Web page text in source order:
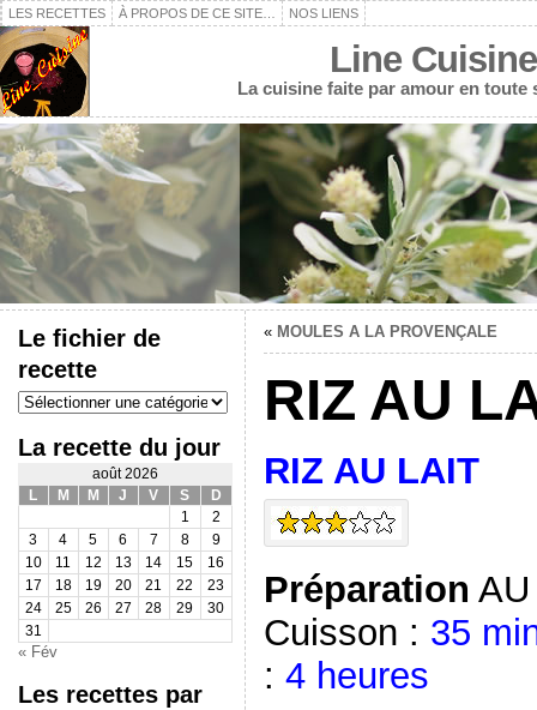
LES RECETTES À PROPOS DE CE SITE… NOS LIENS
Line Cuisine
La cuisine faite par amour en
Le fichier de
recette
Le
fichier
recette
La recette du jour
août 2026
L
M M J V S
D
1
2
3
4 5 6 7 8
9
10
11 12 13 14 15
16
17
18 19 20 21 22
23
24
25 26 27 28 29
30
31
« Fév
Les recettes par
« MOULES A LA PROVENÇALE
RIZ AU
RIZ AU LAIT
Préparation
Cuisson : 35
: 4 heures